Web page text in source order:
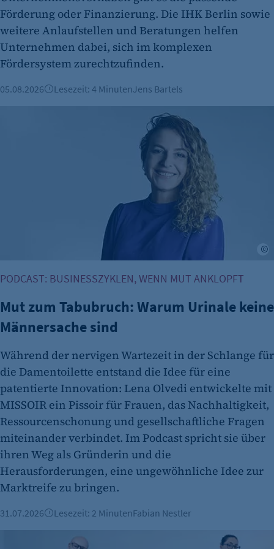
Cookie Laufzeit:
480 Tage
etracker Analytics
Name:
Erkennung, ob bei dem Besucher die
Förderung oder Finanzierung. Die IHK Berlin sowie
weitere Anlaufstellen und Beratungen helfen
Unternehmen dabei, sich im komplexen
Fördersystem zurechtzufinden.
05.08.2026 Lesezeit: 4 MinutenJens Bartels
Mut zum Tabubruch: Warum Urinale keine Männersache
PODCAST: BUSINESSZYKLEN, WENN MUT ANKLOPFT
Mut zum Tabubruch: Warum Urinale keine
Männersache sind
Während der nervigen Wartezeit in der Schlange für
die Damentoilette entstand die Idee für eine
patentierte Innovation: Lena Olvedi entwickelte mit
MISSOIR ein Pissoir für Frauen, das Nachhaltigkeit,
Ressourcenschonung und gesellschaftliche Fragen
miteinander verbindet. Im Podcast spricht sie über
ihren Weg als Gründerin und die
Herausforderungen, eine ungewöhnliche Idee zur
Marktreife zu bringen.
31.07.2026 Lesezeit: 2 MinutenFabian Nestler